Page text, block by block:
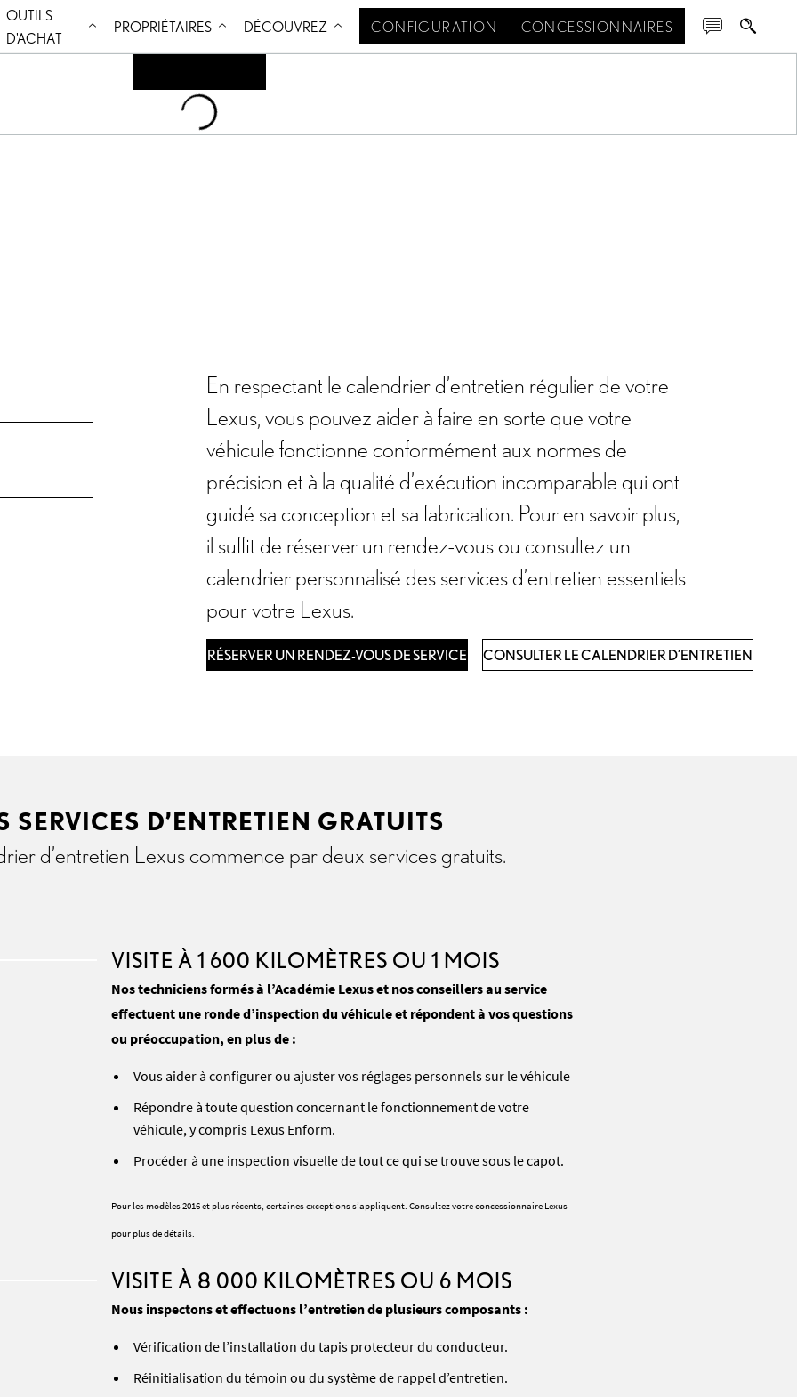
Aller au contenu
OUTILS
D'ACHAT
PROPRIÉTAIRES DÉCOUVREZ CONFIGURATION CONCESSIONNAIRES
Loading
En respectant le calendrier d’entretien régulier de votre
Lexus, vous pouvez aider à faire en sorte que votre
véhicule fonctionne conformément aux normes de
précision et à la qualité d’exécution incomparable qui ont
guidé sa conception et sa fabrication. Pour en savoir plus,
il suffit de réserver un rendez-vous ou consultez un
calendrier personnalisé des services d’entretien essentiels
pour votre Lexus.
RÉSERVER UN RENDEZ-VOUS DE SERVICE CONSULTER LE CALENDRIER D’ENTRETIEN
SERVICES D’ENTRETIEN GRATUITS
d’entretien Lexus commence par deux services gratuits.
VISITE À 1 600 KILOMÈTRES OU 1 MOIS
Nos techniciens formés à l’Académie Lexus et nos conseillers au service
effectuent une ronde d’inspection du véhicule et répondent à vos questions
ou préoccupation, en plus de :
Vous aider à configurer ou ajuster vos réglages personnels sur le véhicule
Répondre à toute question concernant le fonctionnement de votre
véhicule, y compris Lexus Enform.
Procéder à une inspection visuelle de tout ce qui se trouve sous le capot.
Pour les modèles 2016 et plus récents, certaines exceptions s’appliquent. Consultez votre concessionnaire Lexus
pour plus de détails.
VISITE À 8 000 KILOMÈTRES OU 6 MOIS
Nous inspectons et effectuons l’entretien de plusieurs composants :
Vérification de l’installation du tapis protecteur du conducteur.
Réinitialisation du témoin ou du système de rappel d’entretien.